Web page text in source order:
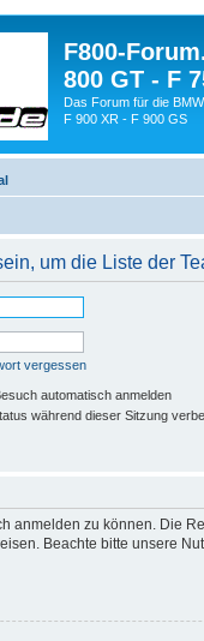
F800-
800 GT - F
Das Forum für die
F 900 XR - F 900 GS
um die Liste der
vergessen
automatisch anmelden
während dieser Sitzung
anmelden zu können. Die
Beachte bitte unsere